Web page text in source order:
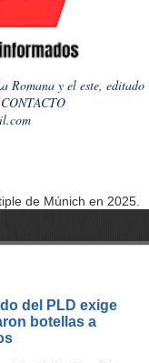
Romana y el este, editado
de Múnich en 2025.
del PLD exige
botellas a